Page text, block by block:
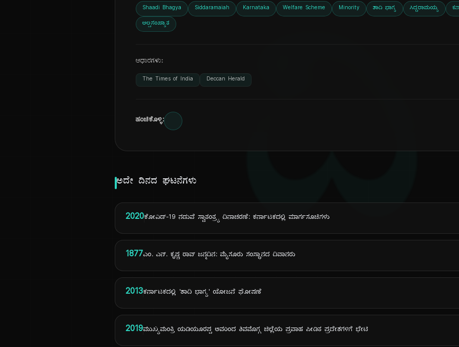
ದಿ
Shaadi Bhagya Siddaramaiah Karnataka Welfare Scheme Minority ಶಾದಿ ಭಾಗ್ಯ ಸಿದ್ದರಾಮಯ್ಯ
ಅಲ್ಪಸಂಖ್ಯಾತ
ಆಧಾರಗಳು:
The Times of India Deccan Herald
ಹಂಚಿಕೊಳ್ಳಿ:
ಅದೇ ದಿನದ ಘಟನೆಗಳು
2020ಕೋವಿಡ್-19 ನಡುವೆ ಸ್ವಾತಂತ್ರ್ಯ ದಿನಾಚರಣೆ: ಕರ್ನಾಟಕದಲ್ಲಿ ಮಾರ್ಗಸೂಚಿಗಳು
1877ಎಂ. ಎನ್. ಕೃಷ್ಣ ರಾವ್ ಜನ್ಮದಿನ: ಮೈಸೂರು ಸಂಸ್ಥಾನದ ದಿವಾನರು
2013ಕರ್ನಾಟಕದಲ್ಲಿ 'ಶಾದಿ ಭಾಗ್ಯ' ಯೋಜನೆ ಘೋಷಣೆ
2019ಮುಖ್ಯಮಂತ್ರಿ ಯಡಿಯೂರಪ್ಪ ಅವರಿಂದ ಶಿವಮೊಗ್ಗ ಜಿಲ್ಲೆಯ ಪ್ರವಾಹ ಪೀಡಿತ ಪ್ರದೇಶಗಳಿಗೆ ಭೇಟಿ